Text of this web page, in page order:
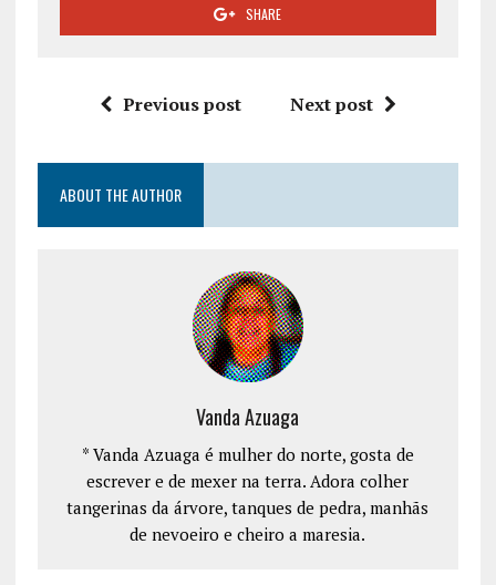
SHARE
Previous post Next post
ABOUT THE AUTHOR
Vanda Azuaga
* Vanda Azuaga é mulher do norte, gosta de
escrever e de mexer na terra. Adora colher
tangerinas da árvore, tanques de pedra, manhãs
de nevoeiro e cheiro a maresia.